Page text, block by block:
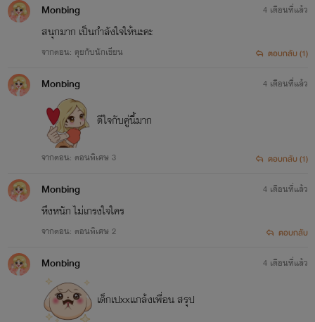
Monbing
สนุกมาก เป็นกำลังใจให้นะคะ
จากตอน: คุยกับนักเขียน
4 เดือนที่แล้ว
ตอบกลับ (1)
Monbing
ดีใจกับคู่นี้มาก
จากตอน: ตอนพิเศษ 3
4 เดือนที่แล้ว
ตอบกลับ (1)
Monbing
หึงหนัก ไม่เกรงใจใคร
จากตอน: ตอนพิเศษ 2
4 เดือนที่แล้ว
ตอบกลับ
Monbing
เด็กเปxxแกล้งเพื่อน สรุป
4 เดือนที่แล้ว